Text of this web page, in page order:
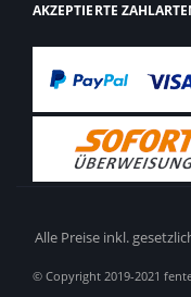
AKZEPTIERTE
Alle Preise inkl.
© Copyright 2019-2021